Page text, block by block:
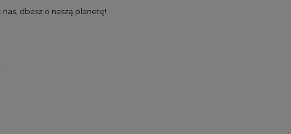
dbasz o naszą planetę!